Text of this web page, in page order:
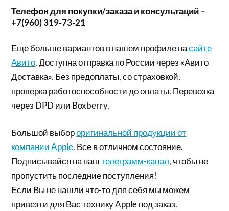
Телефон для покупки/заказа и консультаций –
+7(960) 319-73-21
Еще больше вариантов в нашем профиле насайте
Авито. Доступна отправка по России через «Авито
Доставка». Без предоплаты, со страховкой,
проверка работоспособности до оплаты. Перевозка
через DPD или Boxberry.
Большой выбороригинальной продукции от
компании Apple. Все в отличном состояние.
Подписывайся на наштелеграмм-канал, чтобы не
пропустить последние поступления!
Если Вы не нашли что-то для себя мы можем
привезти для Вас технику Apple под заказ.